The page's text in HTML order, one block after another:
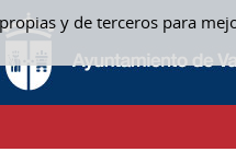
y de terceros para
BAJA DE LICENCIA DE ACTIVIDAD -